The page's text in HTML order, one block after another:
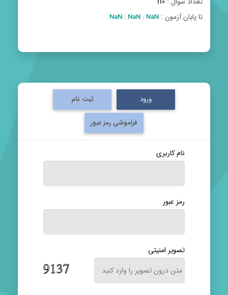
تا پایان آزمون : NaN : NaN : NaN
ورود ثبت نام
فراموشی رمز عبور
نام کاربری
رمز عبور
تصویر امنیتی